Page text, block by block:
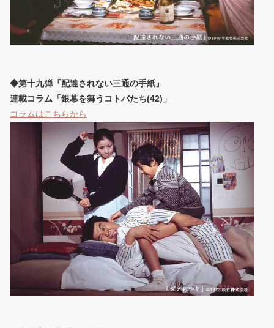
◆第十九弾『配達されない三通の手紙』
連載コラム「銀幕を舞うコトバたち(42)」
コラムはこちらから